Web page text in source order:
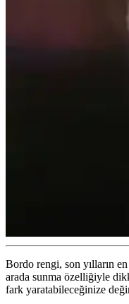
Bordo rengi, son yılların
arada sunma özelliğiyle
fark yaratabileceğinize